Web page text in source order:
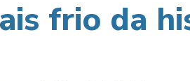
frio da